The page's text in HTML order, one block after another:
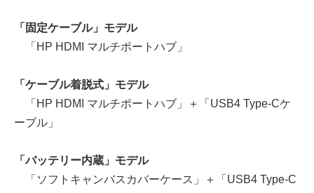
「固定ケーブル」モデル
「HP HDMI マルチポートハブ」
「ケーブル着脱式」モデル
「HP HDMI マルチポートハブ」＋「USB4 Type-Cケ
ーブル」
「バッテリー内蔵」モデル
「ソフトキャンバスカバーケース」＋「USB4 Type-C